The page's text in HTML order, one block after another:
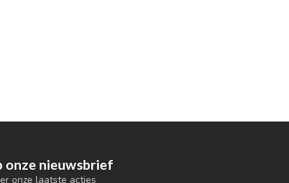
onze nieuwsbrief
onze laatste acties